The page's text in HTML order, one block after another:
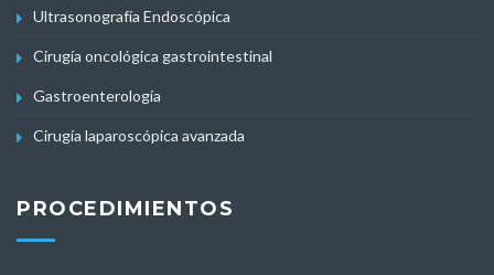
Ultrasonografía Endoscópica
Cirugía oncológica gastrointestinal
Gastroenterología
Cirugía laparoscópica avanzada
PROCEDIMIENTOS